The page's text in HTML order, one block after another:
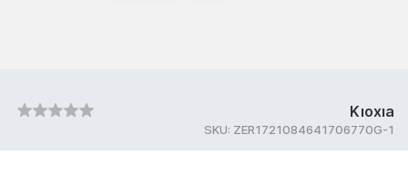
Kıoxıa
SKU: ZER1721084641706770G-1